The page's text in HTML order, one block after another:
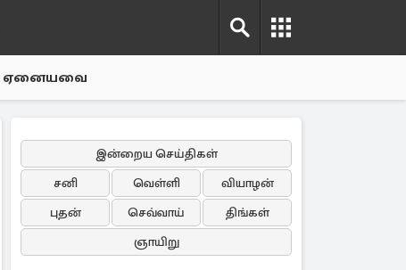
ஏனையவை
இன்றைய செய்திகள்
சனி
வெள்ளி
வியாழன்
புதன்
செவ்வாய்
திங்கள்
ஞாயிறு